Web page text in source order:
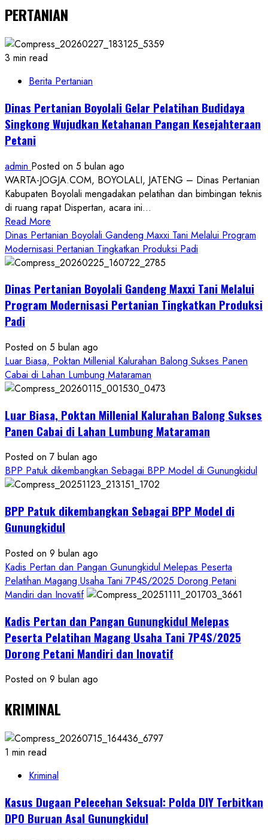
PERTANIAN
3 min read
Berita Pertanian
Dinas Pertanian Boyolali Gelar Pelatihan Budidaya
Singkong Wujudkan Ketahanan Pangan Kesejahteraan
Petani
admin Posted on 5 bulan ago
WARTA-JOGJA.COM, BOYOLALI, JATENG – Dinas Pertanian
Kabupaten Boyolali mengadakan pelatihan dan bimbingan teknis
di ruang rapat Dispertan, acara ini...
Read More
more
about
Dinas
Boyolali
Gelar
Singkong
Wujudkan
Ketahanan
Pangan
Petani
Dinas Pertanian Boyolali Gandeng Maxxi Tani Melalui Program
Modernisasi Pertanian Tingkatkan Produksi Padi
Dinas Pertanian Boyolali Gandeng Maxxi Tani Melalui
Program Modernisasi Pertanian Tingkatkan Produksi
Padi
Posted on 5 bulan ago
Luar Biasa, Poktan Millenial Kalurahan Balong Sukses Panen
Cabai di Lahan Lumbung Mataraman
Luar Biasa, Poktan Millenial Kalurahan Balong Sukses
Panen Cabai di Lahan Lumbung Mataraman
Posted on 7 bulan ago
BPP Patuk dikembangkan Sebagai BPP Model di Gunungkidul
BPP Patuk dikembangkan Sebagai BPP Model di
Gunungkidul
Posted on 9 bulan ago
Kadis Pertan dan Pangan Gunungkidul Melepas Peserta
Pelatihan Magang Usaha Tani 7P4S/2025 Dorong Petani
Mandiri dan Inovatif
Kadis Pertan dan Pangan Gunungkidul Melepas
Peserta Pelatihan Magang Usaha Tani 7P4S/2025
Dorong Petani Mandiri dan Inovatif
Posted on 9 bulan ago
KRIMINAL
1 min read
Kriminal
Kasus Dugaan Pelecehan Seksual: Polda DIY Terbitkan
DPO Buruan Asal Gunungkidul